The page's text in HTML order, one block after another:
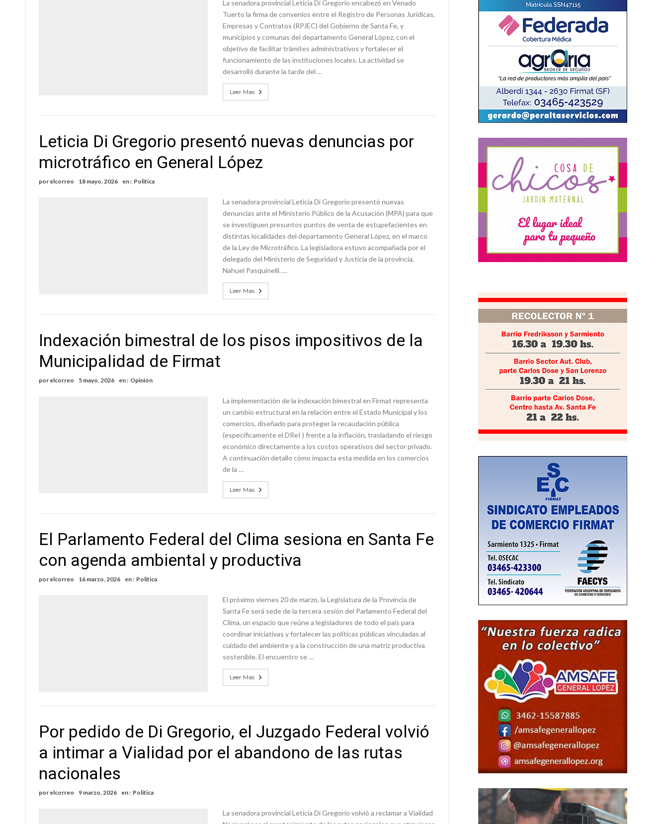
La senadora provincial Leticia Di Gregorio encabezó en Venado
Tuerto la firma de convenios entre el Registro de Personas Jurídicas,
Empresas y Contratos (RPJEC) del Gobierno de Santa Fe, y
municipios y comunas del departamento General López, con el
objetivo de facilitar trámites administrativos y fortalecer el
funcionamiento de las instituciones locales. La actividad se
desarrolló durante la tarde del …
Leer Mas
Leticia Di Gregorio presentó nuevas denuncias por
microtráfico en General López
por elcorreo 18 mayo, 2026 en : Politica
La senadora provincial Leticia Di Gregorio presentó nuevas
denuncias ante el Ministerio Público de la Acusación (MPA) para que
se investiguen presuntos puntos de venta de estupefacientes en
distintas localidades del departamento General López, en el marco
de la Ley de Microtráfico. La legisladora estuvo acompañada por el
delegado del Ministerio de Seguridad y Justicia de la provincia,
Nahuel Pasquinelli. …
Leer Mas
Indexación bimestral de los pisos impositivos de la
Municipalidad de Firmat
por elcorreo 5 mayo, 2026 en : Opinión
La implementación de la indexación bimestral en Firmat representa
un cambio estructural en la relación entre el Estado Municipal y los
comercios, diseñado para proteger la recaudación pública
(específicamente el DReI ) frente a la inflación, trasladando el riesgo
económico directamente a los costos operativos del sector privado.
A continuación detallo cómo impacta esta medida en los comercios
de la …
Leer Mas
El Parlamento Federal del Clima sesiona en Santa Fe
con agenda ambiental y productiva
por elcorreo 16 marzo, 2026 en : Politica
El próximo viernes 20 de marzo, la Legislatura de la Provincia de
Santa Fe será sede de la tercera sesión del Parlamento Federal del
Clima, un espacio que reúne a legisladores de todo el país para
coordinar iniciativas y fortalecer las políticas públicas vinculadas al
cuidado del ambiente y a la construcción de una matriz productiva
sostenible. El encuentro se …
Leer Mas
Por pedido de Di Gregorio, el Juzgado Federal volvió
a intimar a Vialidad por el abandono de las rutas
nacionales
por elcorreo 9 marzo, 2026 en : Politica
La senadora provincial Leticia Di Gregorio volvió a reclamar a Vialidad